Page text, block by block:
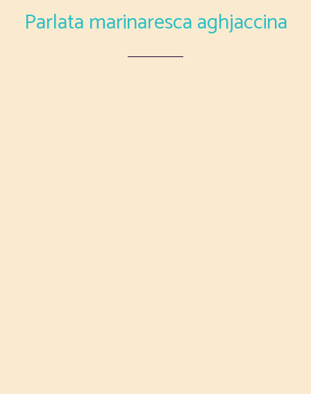
Parlata marinaresca aghjaccina